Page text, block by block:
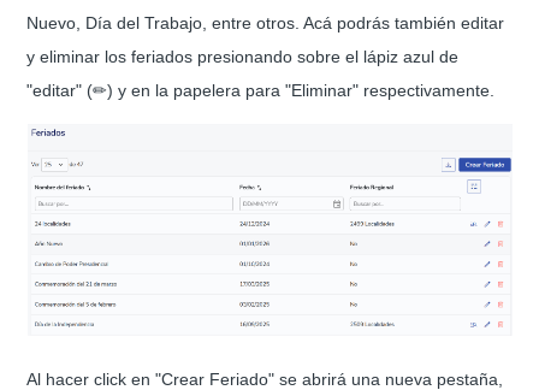
Nuevo, Día del Trabajo, entre otros. Acá podrás también editar
y eliminar los feriados presionando sobre el lápiz azul de
"editar" (✏) y en la papelera para "Eliminar" respectivamente.
Al hacer click en "Crear Feriado" se abrirá una nueva pestaña,